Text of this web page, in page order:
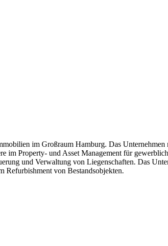
im Großraum Hamburg. Das Unternehmen
Property- und Asset Management für
und Verwaltung von Liegenschaften. Das
Refurbishment von Bestandsobjekten.